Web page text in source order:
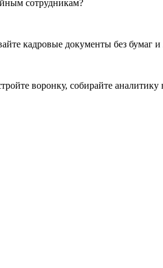
сотрудникам?
кадровые документы без бумаг
воронку, собирайте аналитику